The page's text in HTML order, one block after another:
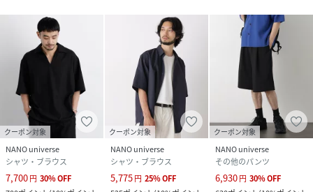
クーポン対象
NANO universe
シャツ・ブラウス
7,700円 30%OFF
クーポン対象
NANO universe
シャツ・ブラウス
5,775円 25%OFF
クーポン対象
NANO universe
その他のパンツ
6,930円 30%OFF